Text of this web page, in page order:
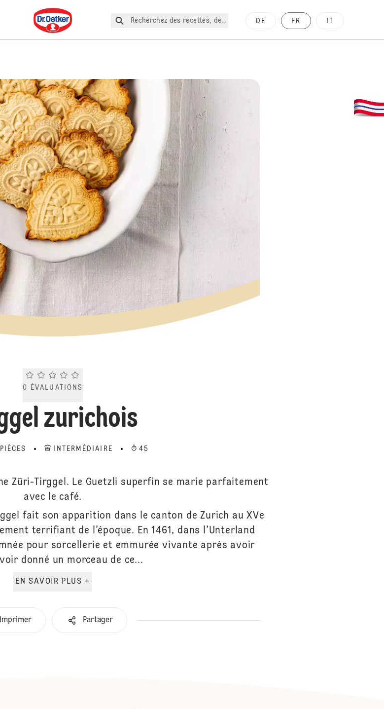
Dr. Oetker
Recherchez des recettes, des produits, etc.
DE FR
Current rating 0.0. Click to rate.
0 ÉVALUATIONS
zurichois
INTERMÉDIAIRE 45
Züri-Tirggel. Le Guetzli superfin se marie parfaitement
avec le café.
fait son apparition dans le canton de Zurich au XVe
terrifiant de l’époque. En 1461, dans l’Unterland
pour sorcellerie et emmurée vivante après avoir
donné un morceau de ce...
EN SAVOIR PLUS +
Imprimer Partager